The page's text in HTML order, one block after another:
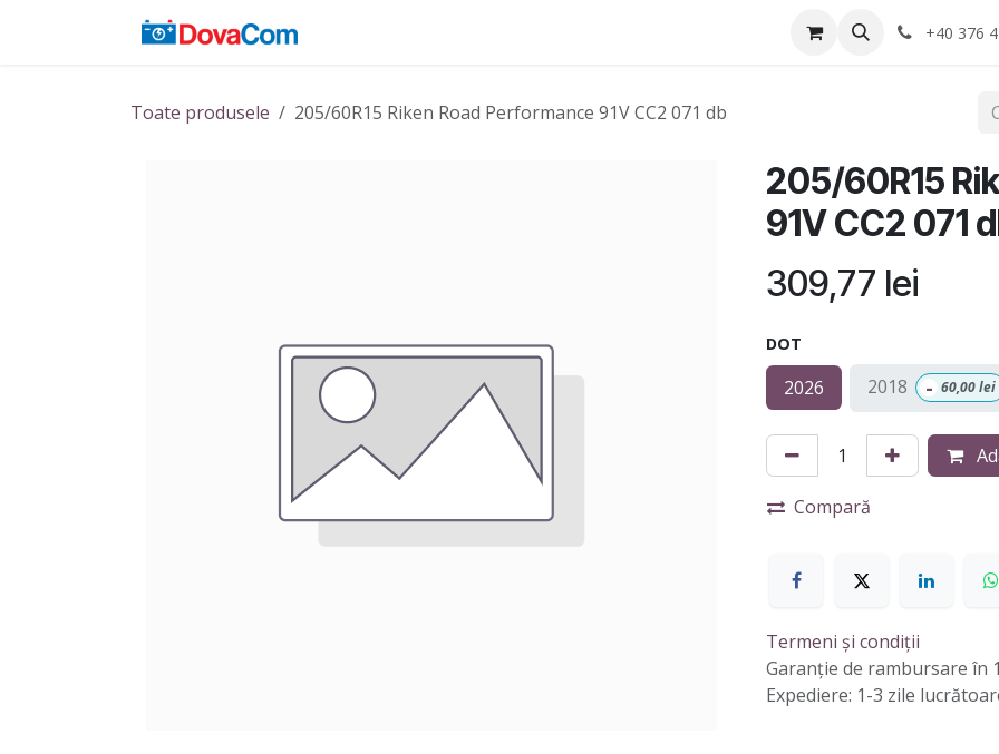
Service-uri montaj +40 376
Toate produsele 205/60R15 Riken Road Performance 91V CC2 071 db
205/60R15
91V CC2 071
309,77 lei
DOT
2026 2018 - 60,00lei
Compară
Termeni și condiții
Garanție de rambursare în
Expediere: 1-3 zile